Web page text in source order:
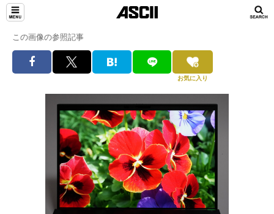
この画像の参照記事
お気に入り